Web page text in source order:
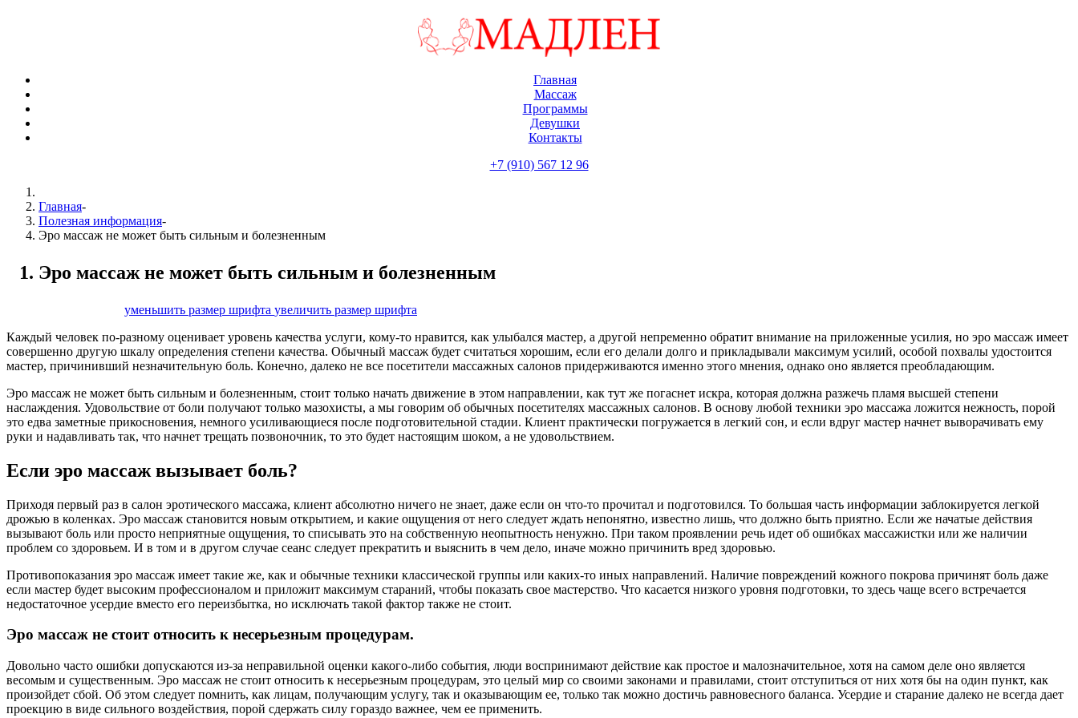
Главная
Массаж
Программы
Девушки
Контакты
+7 (910) 567 12 96
Главная-
Полезная информация-
Эро массаж не может быть сильным и болезненным
Эро массаж не может быть сильным и болезненным
уменьшить размер шрифта увеличить размер шрифта
Каждый человек по-разному оценивает уровень качества услуги, кому-то нравится, как улыбался мастер, а другой непременно обратит внимание на приложенные усилия, но эро массаж имеет
совершенно другую шкалу определения степени качества. Обычный массаж будет считаться хорошим, если его делали долго и прикладывали максимум усилий, особой похвалы удостоится
мастер, причинивший незначительную боль. Конечно, далеко не все посетители массажных салонов придерживаются именно этого мнения, однако оно является преобладающим.
Эро массаж не может быть сильным и болезненным, стоит только начать движение в этом направлении, как тут же погаснет искра, которая должна разжечь пламя высшей степени
наслаждения. Удовольствие от боли получают только мазохисты, а мы говорим об обычных посетителях массажных салонов. В основу любой техники эро массажа ложится нежность, порой
это едва заметные прикосновения, немного усиливающиеся после подготовительной стадии. Клиент практически погружается в легкий сон, и если вдруг мастер начнет выворачивать ему
руки и надавливать так, что начнет трещать позвоночник, то это будет настоящим шоком, а не удовольствием.
Если эро массаж вызывает боль?
Приходя первый раз в салон эротического массажа, клиент абсолютно ничего не знает, даже если он что-то прочитал и подготовился. То большая часть информации заблокируется легкой
дрожью в коленках. Эро массаж становится новым открытием, и какие ощущения от него следует ждать непонятно, известно лишь, что должно быть приятно. Если же начатые действия
вызывают боль или просто неприятные ощущения, то списывать это на собственную неопытность ненужно. При таком проявлении речь идет об ошибках массажистки или же наличии
проблем со здоровьем. И в том и в другом случае сеанс следует прекратить и выяснить в чем дело, иначе можно причинить вред здоровью.
Противопоказания эро массаж имеет такие же, как и обычные техники классической группы или каких-то иных направлений. Наличие повреждений кожного покрова причинят боль даже
если мастер будет высоким профессионалом и приложит максимум стараний, чтобы показать свое мастерство. Что касается низкого уровня подготовки, то здесь чаще всего встречается
недостаточное усердие вместо его переизбытка, но исключать такой фактор также не стоит.
Эро массаж не стоит относить к несерьезным процедурам.
Довольно часто ошибки допускаются из-за неправильной оценки какого-либо события, люди воспринимают действие как простое и малозначительное, хотя на самом деле оно является
весомым и существенным. Эро массаж не стоит относить к несерьезным процедурам, это целый мир со своими законами и правилами, стоит отступиться от них хотя бы на один пункт, как
произойдет сбой. Об этом следует помнить, как лицам, получающим услугу, так и оказывающим ее, только так можно достичь равновесного баланса. Усердие и старание далеко не всегда дает
проекцию в виде сильного воздействия, порой сдержать силу гораздо важнее, чем ее применить.